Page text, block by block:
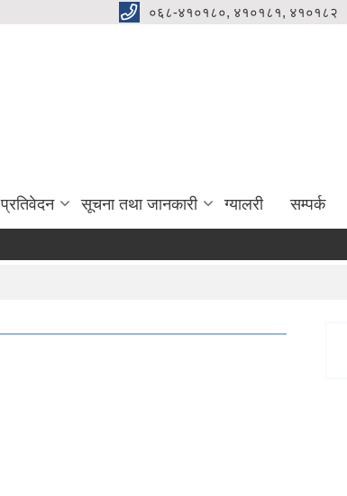
०६८-४१०१८०, ४१०१८१, ४१०१८२
प्रतिवेदन सूचना तथा जानकारी ग्यालरी सम्पर्क